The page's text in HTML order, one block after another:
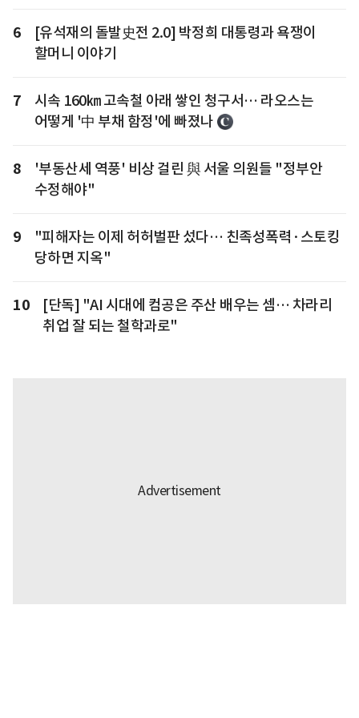
6
[유석재의 돌발史전 2.0] 박정희 대통령과 욕쟁이
할머니 이야기
7
시속 160㎞ 고속철 아래 쌓인 청구서… 라오스는
어떻게 '中 부채 함정'에 빠졌나
8
'부동산세 역풍' 비상 걸린 與 서울 의원들 "정부안
수정해야"
9
"피해자는 이제 허허벌판 섰다… 친족성폭력·스토킹
당하면 지옥"
10
[단독] "AI 시대에 컴공은 주산 배우는 셈… 차라리
취업 잘 되는 철학과로"